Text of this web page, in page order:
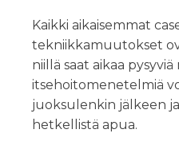
Kaikki aikaisemmat
tekniikkamuutokset
niillä saat aikaa
itsehoitomenetelmiä
juoksulenkin jälkeen
hetkellistä apua.